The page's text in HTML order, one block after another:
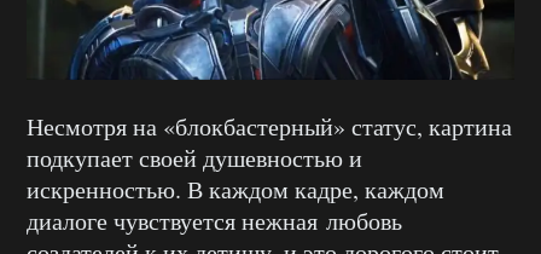
Несмотря на «блокбастерный» статус, картина
подкупает своей душевностью и
искренностью. В каждом кадре, каждом
диалоге чувствуется нежная любовь